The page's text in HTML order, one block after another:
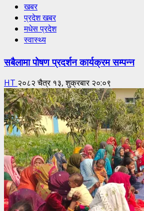
खबर
प्रदेश खबर
मधेस प्रदेश
स्वास्थ्य
सबैलामा पोषण प्रदर्शन कार्यक्रम सम्पन्न
HT २०८२ चैत्र १३, शुक्रबार २०:०९